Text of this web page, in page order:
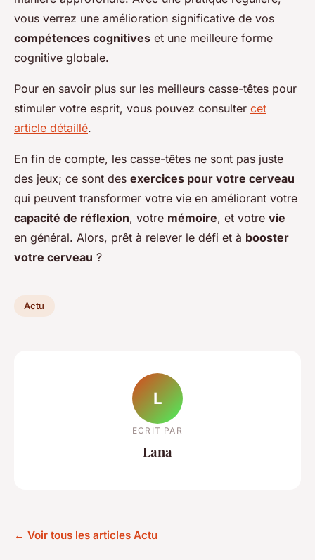
vous verrez une amélioration significative de vos
compétences cognitives et une meilleure forme
cognitive globale.
Pour en savoir plus sur les meilleurs casse-têtes pour
stimuler votre esprit, vous pouvez consulter cet
article détaillé.
En fin de compte, les casse-têtes ne sont pas juste
des jeux; ce sont des exercices pour votre cerveau
qui peuvent transformer votre vie en améliorant votre
capacité de réflexion, votre mémoire, et votre vie
en général. Alors, prêt à relever le défi et à booster
votre cerveau ?
Actu
L
ECRIT PAR
Lana
← Voir tous les articles Actu